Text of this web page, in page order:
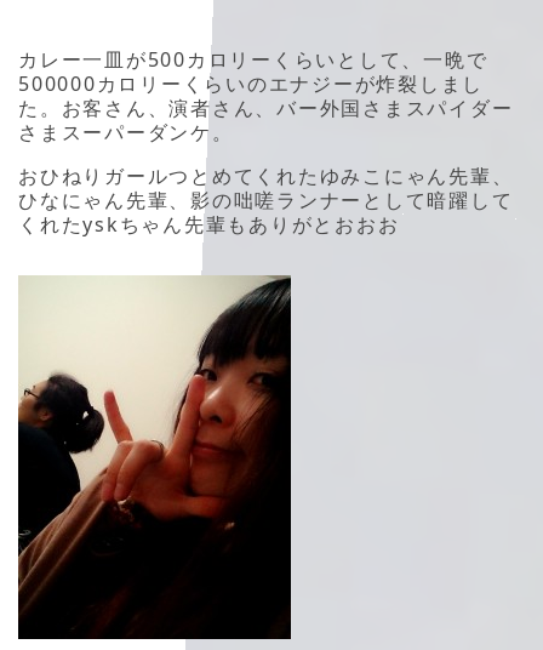
カレー一皿が500カロリーくらいとして、一晩で
500000カロリーくらいのエナジーが炸裂しまし
た。お客さん、演者さん、バー外国さまスパイダー
さまスーパーダンケ。
おひねりガールつとめてくれたゆみこにゃん先輩、
ひなにゃん先輩、影の咄嗟ランナーとして暗躍して
くれたyskちゃん先輩もありがとおおお